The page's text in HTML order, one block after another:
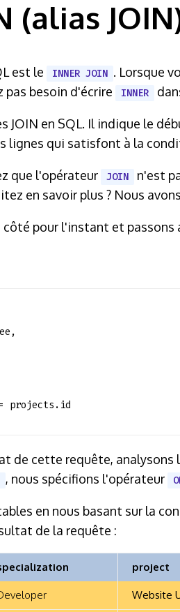
(alias
est le INNER JOIN . Lorsque
pas besoin d'écrire
INNER
JOIN en SQL. Il indique le
lignes qui satisfont à la
que l'opérateur JOIN
n'est
en savoir plus ? Nous
pour l'instant et
projects.id
de cette requête, analysons
, nous spécifions l'opérateur
en nous basant sur la
de la requête :
project
Website